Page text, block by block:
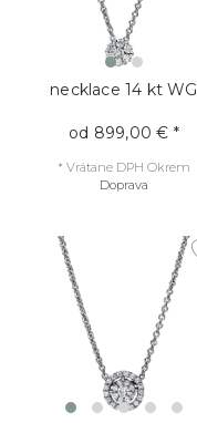
necklace 14 kt WG
od 899,00 € *
* Vrátane DPH Okrem
Doprava